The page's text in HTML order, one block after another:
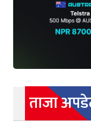
ताजा